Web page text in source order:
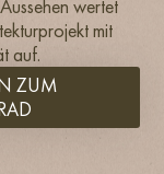
wertet
mit
auf.
ZUM